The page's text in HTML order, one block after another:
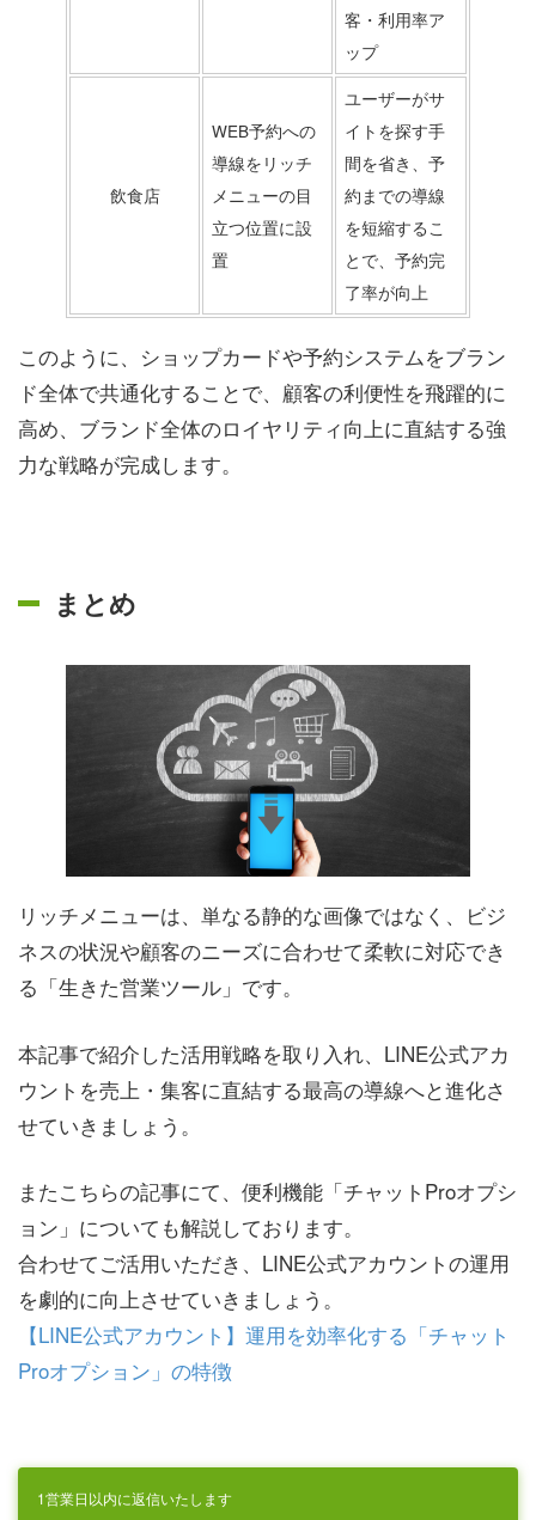
客・利用率ア
ップ
飲食店
WEB予約への
導線をリッチ
メニューの目
立つ位置に設
置
ユーザーがサ
イトを探す手
間を省き、予
約までの導線
を短縮するこ
とで、予約完
了率が向上
このように、ショップカードや予約システムをブラン
ド全体で共通化することで、顧客の利便性を飛躍的に
高め、ブランド全体のロイヤリティ向上に直結する強
力な戦略が完成します。
まとめ
リッチメニューは、単なる静的な画像ではなく、ビジ
ネスの状況や顧客のニーズに合わせて柔軟に対応でき
る「生きた営業ツール」です。
本記事で紹介した活用戦略を取り入れ、LINE公式アカ
ウントを売上・集客に直結する最高の導線へと進化さ
せていきましょう。
またこちらの記事にて、便利機能「チャットProオプシ
ョン」についても解説しております。
合わせてご活用いただき、LINE公式アカウントの運用
を劇的に向上させていきましょう。
【LINE公式アカウント】運用を効率化する「チャット
Proオプション」の特徴
1営業日以内に返信いたします